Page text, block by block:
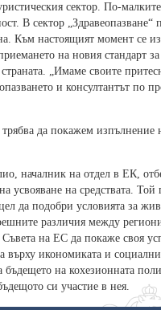
сектор. По-
В сектор „Здравеопазване“
Към настоящият момент се
на новия стандарт
„Имаме своите
и консултантът по
трябва да покажем
началник на отдел в ЕК,
на средствата. Той
да подобри условията за
различия между
на ЕС да покаже своя
върху икономиката и
на кохезионната
си участие в нея.